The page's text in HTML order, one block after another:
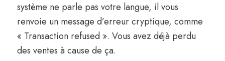
système ne parle pas votre langue, il vous
renvoie un message d’erreur cryptique, comme
« Transaction refused ». Vous avez déjà perdu
des ventes à cause de ça.